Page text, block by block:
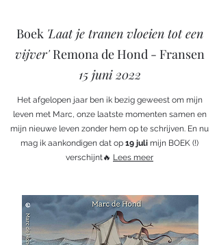
Boek 'Laat je tranen vloeien tot een
vijver'Remona de Hond - Fransen
15 juni 2022
Het afgelopen jaar ben ik bezig geweest om mijn
leven met Marc, onze laatste momenten samen en
mijn nieuwe leven zonder hem op te schrijven. En nu
mag ik aankondigen dat op 19 juli mijn BOEK (!)
verschijnt🔥 Lees meer